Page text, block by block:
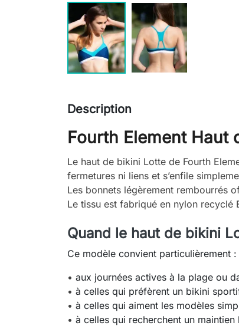
Description
Fourth Element Haut
Le haut de bikini Lotte de Fourth
fermetures ni liens et s’enfile
Les bonnets légèrement rembourrés
Le tissu est fabriqué en nylon recyclé
Quand le haut de bikini
Ce modèle convient particulièrement :
• aux journées actives à la plage ou
• à celles qui préfèrent un bikini
• à celles qui aiment les modèles
• à celles qui recherchent un